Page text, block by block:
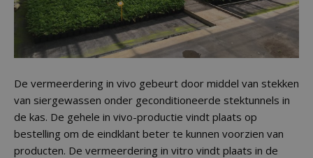
De vermeerdering in vivo gebeurt door middel van stekken
van siergewassen onder geconditioneerde stektunnels in
de kas. De gehele in vivo-productie vindt plaats op
bestelling om de eindklant beter te kunnen voorzien van
producten. De vermeerdering in vitro vindt plaats in de